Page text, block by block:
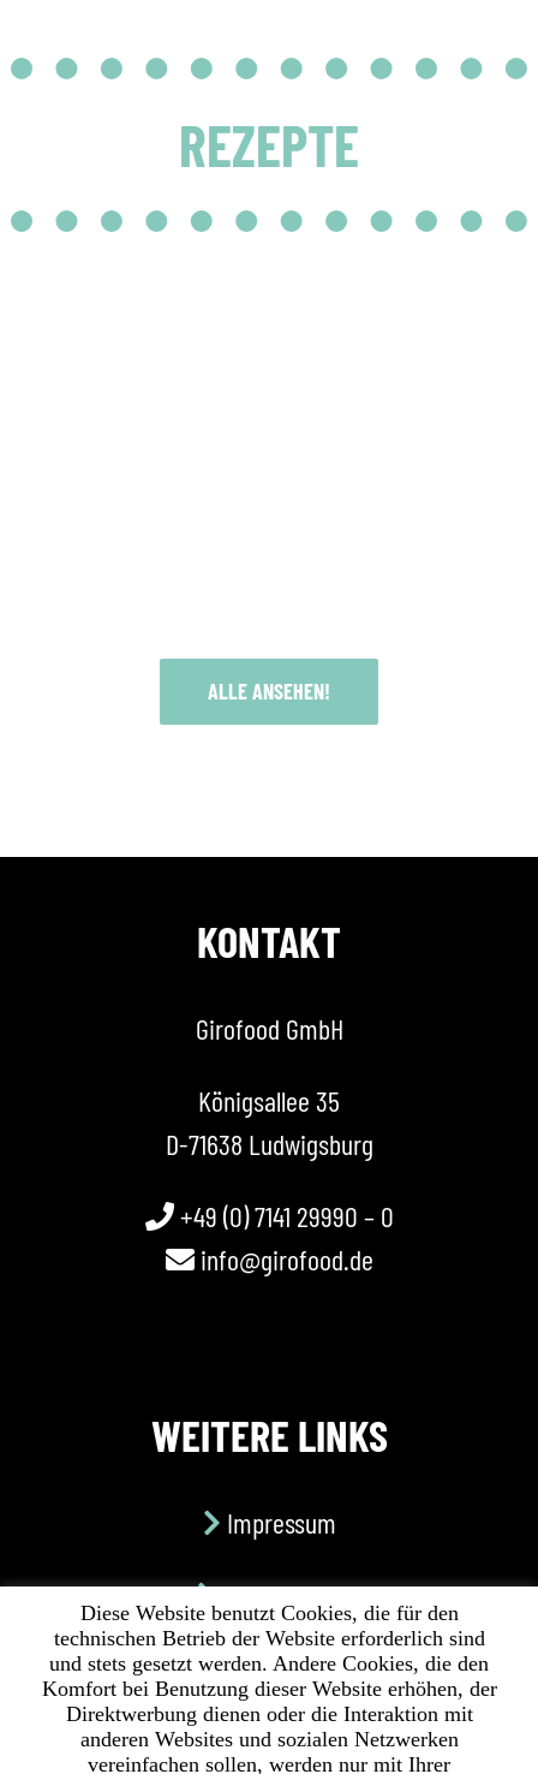
REZEPTE
ALLE ANSEHEN!
KONTAKT
Girofood GmbH
Königsallee 35
D-71638 Ludwigsburg
+49 (0) 7141 29990 – 0
info@girofood.de
WEITERE LINKS
Impressum
Datenschutz
Cookies
Diese Website benutzt Cookies, die für den
technischen Betrieb der Website erforderlich sind
und stets gesetzt werden. Andere Cookies, die den
Komfort bei Benutzung dieser Website erhöhen, der
Direktwerbung dienen oder die Interaktion mit
anderen Websites und sozialen Netzwerken
vereinfachen sollen, werden nur mit Ihrer